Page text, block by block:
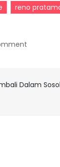
reno
Liar
Dalam